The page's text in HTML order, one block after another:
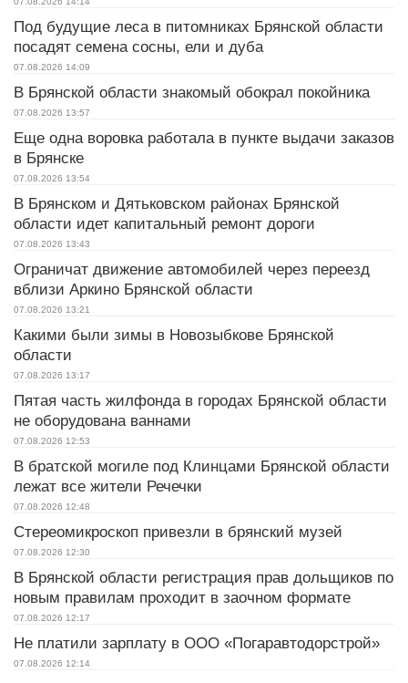
Под будущие леса в питомниках Брянской области
посадят семена сосны, ели и дуба
07.08.2026 14:09
В Брянской области знакомый обокрал покойника
07.08.2026 13:57
Еще одна воровка работала в пункте выдачи заказов
в Брянске
07.08.2026 13:54
В Брянском и Дятьковском районах Брянской
области идет капитальный ремонт дороги
07.08.2026 13:43
Ограничат движение автомобилей через переезд
вблизи Аркино Брянской области
07.08.2026 13:21
Какими были зимы в Новозыбкове Брянской
области
07.08.2026 13:17
Пятая часть жилфонда в городах Брянской области
не оборудована ваннами
07.08.2026 12:53
В братской могиле под Клинцами Брянской области
лежат все жители Речечки
07.08.2026 12:48
Стереомикроскоп привезли в брянский музей
07.08.2026 12:30
В Брянской области регистрация прав дольщиков по
новым правилам проходит в заочном формате
07.08.2026 12:17
Не платили зарплату в ООО «Погаравтодорстрой»
07.08.2026 12:14